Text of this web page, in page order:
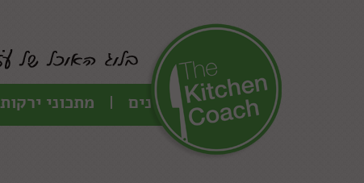
כל המתכונים מתכוני ירקות